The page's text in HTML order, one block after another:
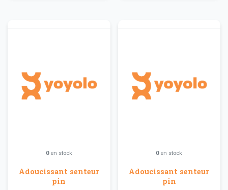
0en stock
Adoucissant senteur
pin
0en stock
Adoucissant senteur
pin